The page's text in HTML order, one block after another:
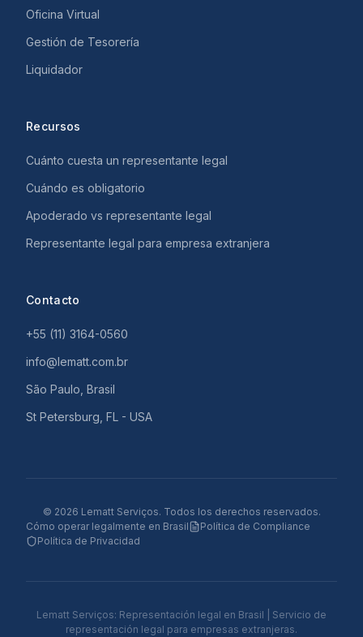
Oficina Virtual
Gestión de Tesorería
Liquidador
Recursos
Cuánto cuesta un representante legal
Cuándo es obligatorio
Apoderado vs representante legal
Representante legal para empresa extranjera
Contacto
+55 (11) 3164-0560
info@lematt.com.br
São Paulo, Brasil
St Petersburg, FL - USA
© 2026 Lematt Serviços. Todos los derechos reservados.
Cómo operar legalmente en Brasil
Política de Compliance
Política de Privacidad
Lematt Serviços: Representación legal en Brasil | Servicio de
representación legal para empresas extranjeras.